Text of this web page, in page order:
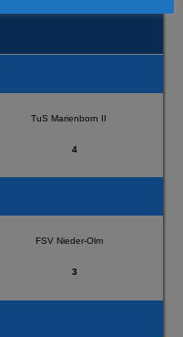
TuS Marienborn II
4
FSV Nieder-Olm
3